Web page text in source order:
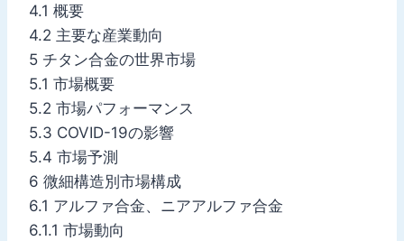
4.1 概要
4.2 主要な産業動向
5 チタン合金の世界市場
5.1 市場概要
5.2 市場パフォーマンス
5.3 COVID-19の影響
5.4 市場予測
6 微細構造別市場構成
6.1 アルファ合金、ニアアルファ合金
6.1.1 市場動向